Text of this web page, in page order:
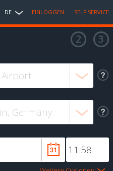
DE EINLOGGEN SELF SERVICE